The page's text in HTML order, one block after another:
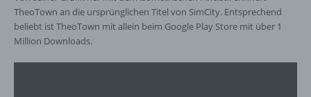
TheoTown an die ursprünglichen Titel von SimCity. Entsprechend
beliebt ist TheoTown mit allein beim Google Play Store mit über 1
Million Downloads.
j) Dritter